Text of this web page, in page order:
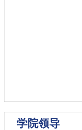
学院领导